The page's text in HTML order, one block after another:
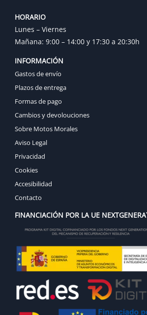
HORARIO
Lunes – Viernes
Mañana: 9:00 – 14:00 y 17:30 a 20:30h
INFORMACIÓN
Gastos de envío
Plazos de entrega
Formas de pago
Cambios y devolouciones
Sobre Motos Morales
Aviso Legal
Privacidad
Cookies
Accesibilidad
Contacto
FINANCIACIÓN POR LA UE